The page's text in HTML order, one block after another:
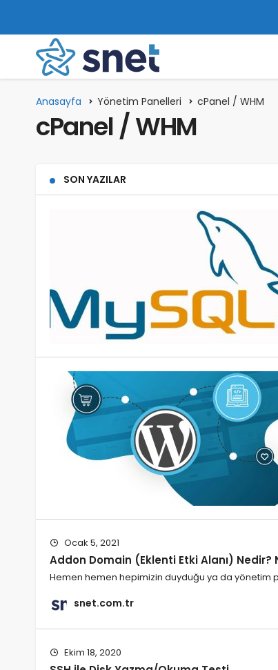
Anasayfa Yönetim Panelleri cPanel / WHM
cPanel / WHM
SON YAZILAR
Ocak 5, 2021
Addon Domain (Eklenti Etki Alanı) Nedir?
Hemen hemen hepimizin duyduğu ya da yönetim
snet.com.tr
Ekim 18, 2020